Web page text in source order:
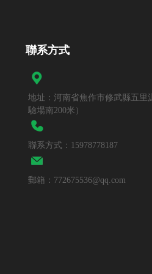
聯系方式
地址：河南省焦作市修武縣五里
驗場南200米）
聯系方式：15978778187
郵箱：772675536@qq.com